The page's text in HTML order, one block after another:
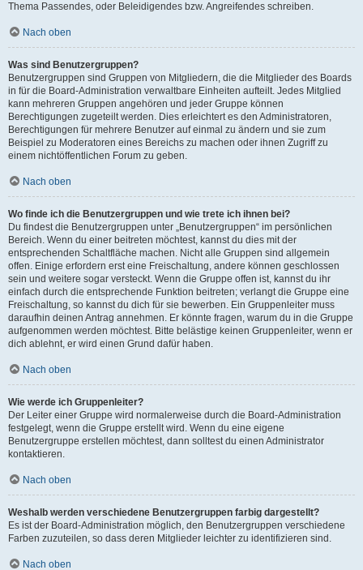
Thema Passendes, oder Beleidigendes bzw. Angreifendes schreiben.
Nach oben
Was sind Benutzergruppen?
Benutzergruppen sind Gruppen von Mitgliedern, die die Mitglieder des Boards
in für die Board-Administration verwaltbare Einheiten aufteilt. Jedes Mitglied
kann mehreren Gruppen angehören und jeder Gruppe können
Berechtigungen zugeteilt werden. Dies erleichtert es den Administratoren,
Berechtigungen für mehrere Benutzer auf einmal zu ändern und sie zum
Beispiel zu Moderatoren eines Bereichs zu machen oder ihnen Zugriff zu
einem nichtöffentlichen Forum zu geben.
Nach oben
Wo finde ich die Benutzergruppen und wie trete ich ihnen bei?
Du findest die Benutzergruppen unter „Benutzergruppen“ im persönlichen
Bereich. Wenn du einer beitreten möchtest, kannst du dies mit der
entsprechenden Schaltfläche machen. Nicht alle Gruppen sind allgemein
offen. Einige erfordern erst eine Freischaltung, andere können geschlossen
sein und weitere sogar versteckt. Wenn die Gruppe offen ist, kannst du ihr
einfach durch die entsprechende Funktion beitreten; verlangt die Gruppe eine
Freischaltung, so kannst du dich für sie bewerben. Ein Gruppenleiter muss
daraufhin deinen Antrag annehmen. Er könnte fragen, warum du in die Gruppe
aufgenommen werden möchtest. Bitte belästige keinen Gruppenleiter, wenn er
dich ablehnt, er wird einen Grund dafür haben.
Nach oben
Wie werde ich Gruppenleiter?
Der Leiter einer Gruppe wird normalerweise durch die Board-Administration
festgelegt, wenn die Gruppe erstellt wird. Wenn du eine eigene
Benutzergruppe erstellen möchtest, dann solltest du einen Administrator
kontaktieren.
Nach oben
Weshalb werden verschiedene Benutzergruppen farbig dargestellt?
Es ist der Board-Administration möglich, den Benutzergruppen verschiedene
Farben zuzuteilen, so dass deren Mitglieder leichter zu identifizieren sind.
Nach oben